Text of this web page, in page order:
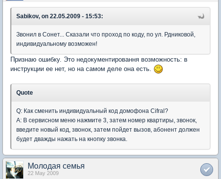
Sabikov, on 22.05.2009 - 15:53:
Звонил в Сонет... Сказали что проход по коду, по ул. Рдниковой,
индивидуальному возможен!
Признаю ошибку. Это недокументировання возможность: в
инструкции ее нет, но на самом деле она есть.
Quote
Q: Как сменить индивидуальный код домофона Cifral?
A: В сервисном меню нажмите 3, затем номер квартиры, звонок,
введите новый код, звонок, затем пойдет вызов, абонент должен
будет дважды нажать на кнопку звонка.
Молодая семья
22 May 2009